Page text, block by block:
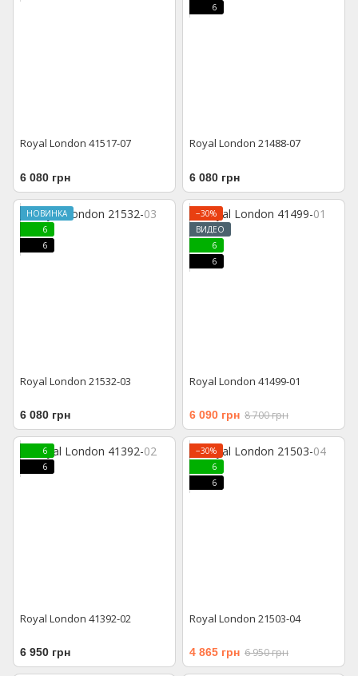
Royal London 41517-07
6 080 грн
6
Royal London 21488-07
6 080 грн
НОВИНКА
6
6
Royal London 21532-03
6 080 грн
−30%
ВИДЕО
6
6
Royal London 41499-01
6 090 грн 8 700 грн
6
6
Royal London 41392-02
6 950 грн
−30%
6
6
Royal London 21503-04
4 865 грн 6 950 грн